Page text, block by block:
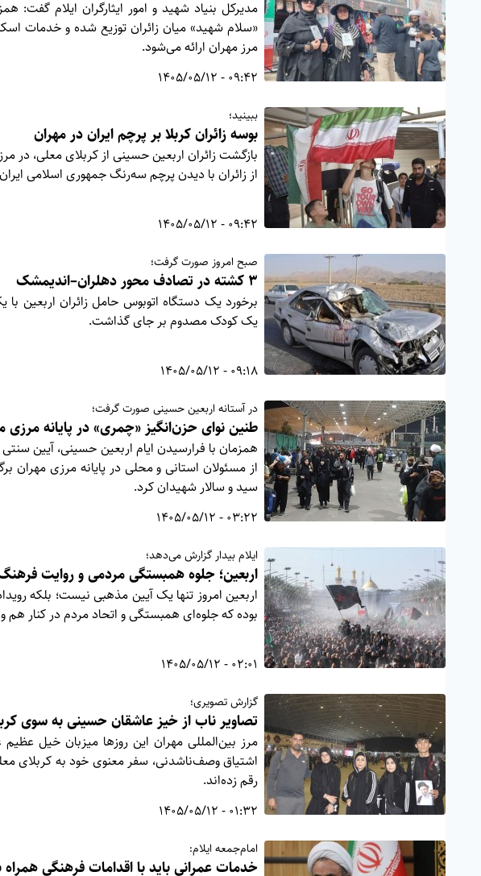
«سلام شهید» میان زائران توزیع شده و خدمات
مرز مهران ارائه می‌شود.
09:42 - 1405/05/12
ببینید؛
بوسه زائران کربلا بر پرچم ایران در مهران
بازگشت زائران اربعین حسینی از کربلای معلی، در
از زائران با دیدن پرچم سه‌رنگ جمهوری اسلامی
09:42 - 1405/05/12
صبح امروز صورت گرفت؛
۳ کشته در تصادف محور دهلران–اندیمشک
برخورد یک دستگاه اتوبوس حامل زائران اربعین
یک کودک مصدوم بر جای گذاشت.
09:18 - 1405/05/12
در آستانه اربعین حسینی صورت گرفت؛
طنین نوای حزن‌انگیز «چمری» در پایانه مرزی
همزمان با فرارسیدن ایام اربعین حسینی، آیین
از مسئولان استانی و محلی در پایانه مرزی مهران
سید و سالار شهیدان کرد.
03:22 - 1405/05/12
ایلام بیدار گزارش می‌دهد؛
اربعین؛ جلوه همبستگی مردمی و روایت
اربعین امروز تنها یک آیین مذهبی نیست؛ بلکه
بوده که جلوه‌ای همبستگی و اتحاد مردم در کنار هم
02:01 - 1405/05/12
گزارش تصویری؛
تصاویر ناب از خیز عاشقان حسینی به سوی
مرز بین‌المللی مهران این روزها میزبان خیل
اشتیاق وصف‌ناشدنی، سفر معنوی خود به کربلای
رقم زده‌اند.
01:32 - 1405/05/12
امام‌جمعه ایلام:
خدمات عمرانی باید با اقدامات فرهنگی همراه